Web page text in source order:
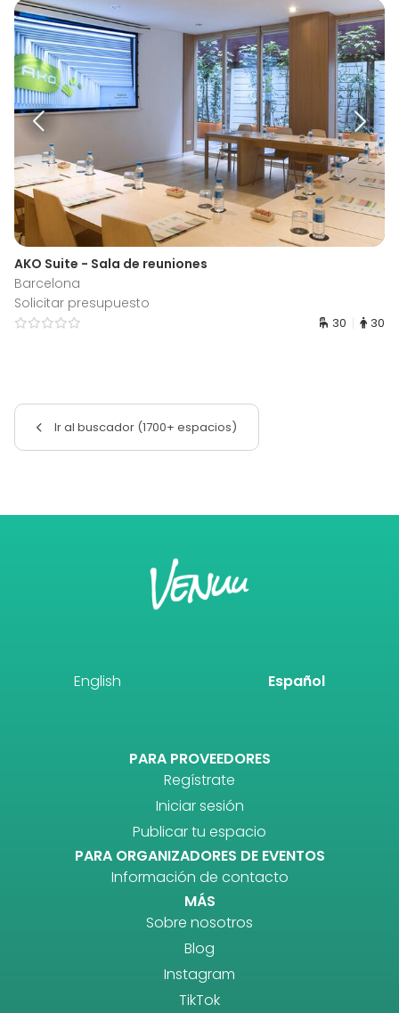
AKO Suite - Sala de reuniones
Barcelona
Solicitar presupuesto
30 30
Ir al buscador (1700+ espacios)
English Español
PARA PROVEEDORES
Regístrate
Iniciar sesión
Publicar tu espacio
PARA ORGANIZADORES DE EVENTOS
Información de contacto
MÁS
Sobre nosotros
Blog
Instagram
TikTok